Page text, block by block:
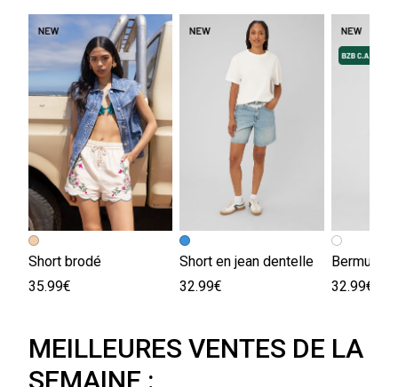
Short brodé
35.99€
Short en jean dentelle
32.99€
Bermuda
32.99€
MEILLEURES VENTES DE LA
SEMAINE :